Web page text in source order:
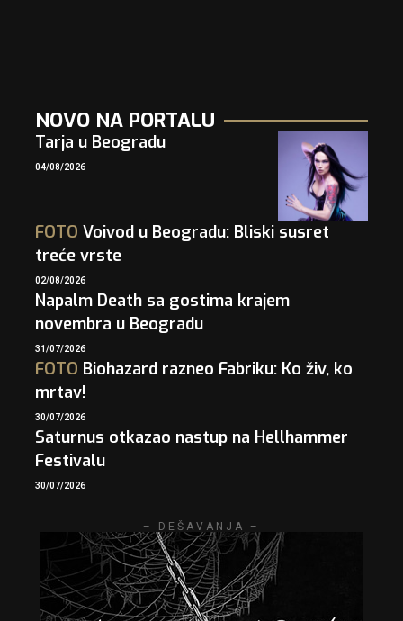
NOVO NA PORTALU
Tarja u Beogradu
04/08/2026
FOTO Voivod u Beogradu: Bliski susret
treće vrste
02/08/2026
Napalm Death sa gostima krajem
novembra u Beogradu
31/07/2026
FOTO Biohazard razneo Fabriku: Ko živ, ko
mrtav!
30/07/2026
Saturnus otkazao nastup na Hellhammer
Festivalu
30/07/2026
– DEŠAVANJA –